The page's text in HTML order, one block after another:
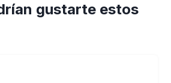
gustarte estos